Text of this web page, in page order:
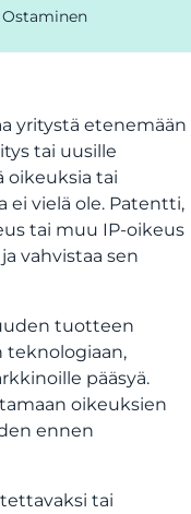
yritystä etenemään
tai uusille
oikeuksia tai
ei vielä ole. Patentti,
tai muu IP-oikeus
vahvistaa sen
tuotteen
teknologiaan,
pääsyä.
oikeuksien
ennen
tai